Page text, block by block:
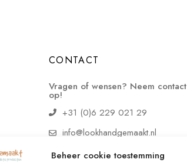
Beheer cookie toestemming
CONTACT
Vragen of wensen? Neem contact
op!
+31 (0)6 229 021 29
info@lookhandgemaakt.nl